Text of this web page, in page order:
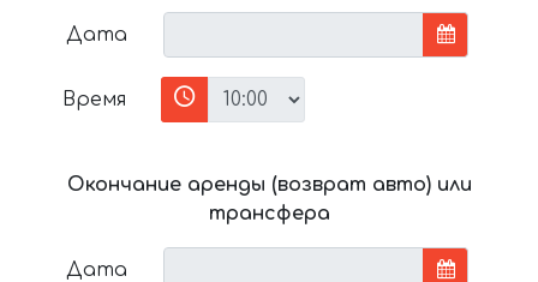
Дата
Время
Окончание аренды (возврат авто) или
трансфера
Дата